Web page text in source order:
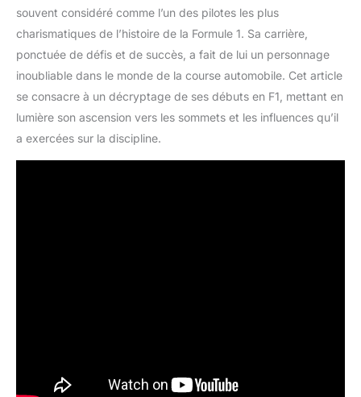
souvent considéré comme l’un des pilotes les plus
charismatiques de l’histoire de la Formule 1. Sa carrière,
ponctuée de défis et de succès, a fait de lui un personnage
inoubliable dans le monde de la course automobile. Cet article
se consacre à un décryptage de ses débuts en F1, mettant en
lumière son ascension vers les sommets et les influences qu’il
a exercées sur la discipline.